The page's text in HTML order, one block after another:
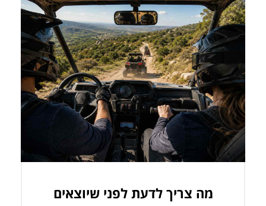
מה צריך לדעת לפני שיוצאים